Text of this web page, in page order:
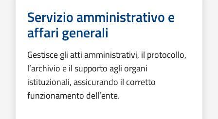
Servizio amministrativo e
affari generali
Gestisce gli atti amministrativi, il protocollo,
l’archivio e il supporto agli organi
istituzionali, assicurando il corretto
funzionamento dell’ente.